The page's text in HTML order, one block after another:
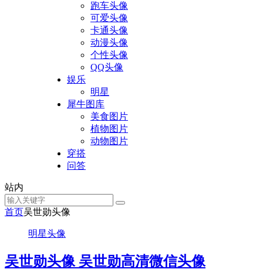
跑车头像
可爱头像
卡通头像
动漫头像
个性头像
QQ头像
娱乐
明星
犀牛图库
美食图片
植物图片
动物图片
穿搭
问答
站内
首页吴世勋头像
明星头像
吴世勋头像 吴世勋高清微信头像